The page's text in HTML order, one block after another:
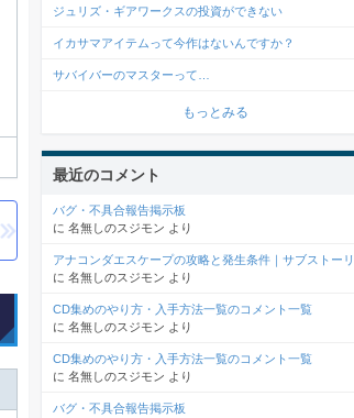
ジュリズ・ギアワークスの投資ができない
イカサマアイテムって今作はないんですか？
サバイバーのマスターって…
もっとみる
最近のコメント
バグ・不具合報告掲示板
に 名無しのスジモン より
アナコンダエスケープの攻略と発生条件｜サブストー
に 名無しのスジモン より
CD集めのやり方・入手方法一覧のコメント一覧
に 名無しのスジモン より
CD集めのやり方・入手方法一覧のコメント一覧
に 名無しのスジモン より
バグ・不具合報告掲示板